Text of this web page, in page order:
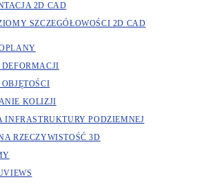
2D CAD
SZCZEGÓŁOWOŚCI 2D CAD
KOLIZJI
INFRASTRUKTURY PODZIEMNEJ
RZECZYWISTOŚĆ 3D